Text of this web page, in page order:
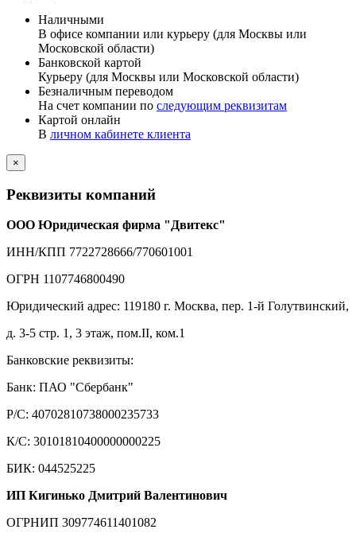
Наличными
В офисе компании или курьеру (для Москвы или
Московской области)
Банковской картой
Курьеру (для Москвы или Московской области)
Безналичным переводом
На счет компании по следующим реквизитам
Картой онлайн
В личном кабинете клиента
×
Реквизиты компаний
ООО Юридическая фирма "Двитекс"
ИНН/КПП 7722728666/770601001
ОГРН 1107746800490
Юридический адрес: 119180 г. Москва, пер. 1-й Голутвинский,
д. 3-5 стр. 1, 3 этаж, пом.II, ком.1
Банковские реквизиты:
Банк: ПАО "Сбербанк"
Р/С: 40702810738000235733
К/С: 30101810400000000225
БИК: 044525225
ИП Кигинько Дмитрий Валентинович
ОГРНИП 309774611401082